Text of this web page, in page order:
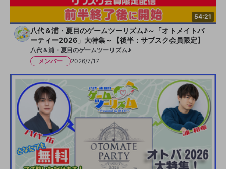
54:21
八代＆浦・夏目のゲームツーリズム♪～「オトメイトパ
ーティー2026」大特集～【後半：サブスク会員限定】
八代＆浦・夏目のゲームツーリズム♪
メンバー
2026/7/17